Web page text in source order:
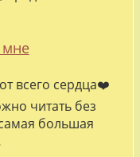
всего сердца❤️
читать без
большая